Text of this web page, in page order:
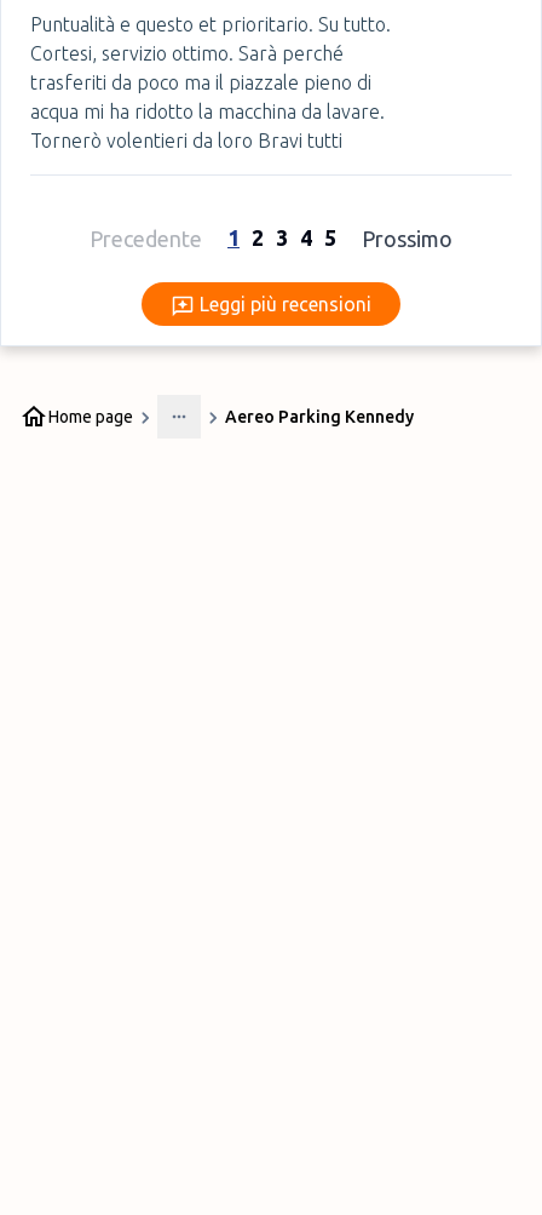
Puntualità e questo et prioritario. Su tutto.
Cortesi, servizio ottimo. Sarà perché
trasferiti da poco ma il piazzale pieno di
acqua mi ha ridotto la macchina da lavare.
Tornerò volentieri da loro Bravi tutti
Precedente 1 2 3 4 5 Prossimo
Leggi più recensioni
Leggi più recensioni
Home page
More
Aereo Parking Kennedy